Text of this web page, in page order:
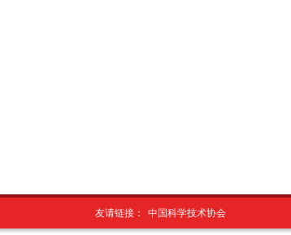
友请链接： 中国科学技术协会